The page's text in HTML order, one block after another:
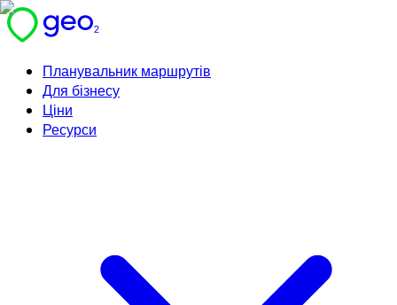
Планувальник маршрутів
Для бізнесу
Ціни
Ресурси